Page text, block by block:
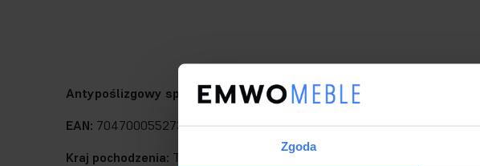
Zgoda
Antypoślizgowy spód: Nie
EAN: 7047000552736
Kraj pochodzenia: Turcja